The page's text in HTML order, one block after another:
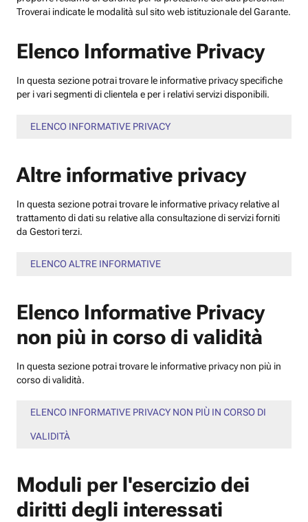
Troverai indicate le modalità sul sito web istituzionale del Garante.
Elenco Informative Privacy
In questa sezione potrai trovare le informative privacy specifiche
per i vari segmenti di clientela e per i relativi servizi disponibili.
ELENCO INFORMATIVE PRIVACY
Altre informative privacy
In questa sezione potrai trovare le informative privacy relative al
trattamento di dati su relative alla consultazione di servizi forniti
da Gestori terzi.
ELENCO ALTRE INFORMATIVE
Elenco Informative Privacy
non più in corso di validità
In questa sezione potrai trovare le informative privacy non più in
corso di validità.
ELENCO INFORMATIVE PRIVACY NON PIÙ IN CORSO DI
VALIDITÀ
Moduli per l'esercizio dei
diritti degli interessati